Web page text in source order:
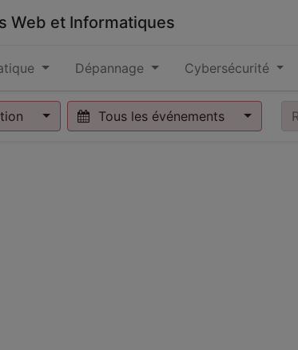
Web et Informatiques
Dépannage Cybersécurité
Tous les événements